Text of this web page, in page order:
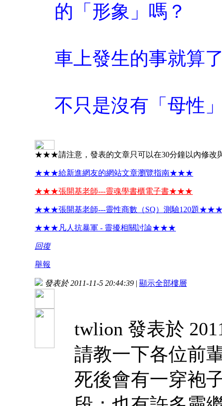
的「形象」嗎？
車上發生的事就算
不只是沒有「母性
★★★請注意，發表的文章只可以在30分鐘以內修
★★★給新進網友的網站文章瀏覽指南★★★
★★★張開基老師---靈魂學書櫃電子書★★★
★★★張開基老師---靈性商數（SQ）測驗120題
★★★凡人抗暴軍 - 靈擾相關討論★★★
回復
舉報
發表於 2011-11-5 20:44:39 | 顯示全部樓層
twlion 發表於
請教一下各位前
死後會有一穿袍